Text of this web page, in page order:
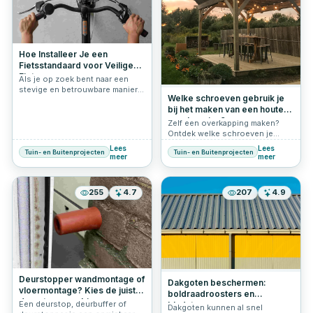
Hoe Installeer Je een
Fietsstandaard voor Veilige
Fietsen
Als je op zoek bent naar een
stevige en betrouwbare manier
je fiets stabiel en veilig te
houden, zonder dat je je zorgen
hoeft te maken over omvallen.
staal is de standaard bestand
tegen roest en slijtage,
waardoor hij zowel binnen als
buiten gebruikt kan worden. In
dit artikel leggen we stap voor
stap uit hoe je deze
fietsstandaard eenvoudig kunt
bevestigen.
Tuin- en Buitenprojecten
Lees
meer
Welke schroeven gebruik je
bij het maken van een houten
overkapping?
Zelf een overkapping maken?
Ontdek welke schroeven je
nodig hebt: RVS, verzinkt of
Ultimate Shield, en waarom
tellerkopschroeven ideaal zijn.
Tuin- en Buitenprojecten
Lees
meer
255 4.7
Deurstopper wandmontage of
vloermontage? Kies de juiste
deurstop voor binnen en
Een deurstop, deurbuffer of
207 4.9
Dakgoten beschermen:
boldraadroosters en
bladstops
Dakgoten kunnen al snel